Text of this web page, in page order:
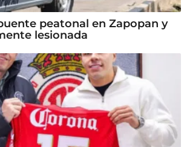
peatonal en Zapopan y
lesionada